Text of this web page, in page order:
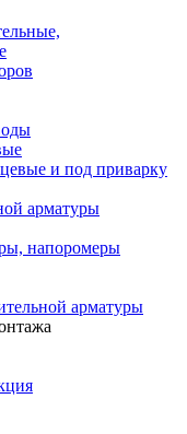
и под приварку
арматуры
напоромеры
арматуры